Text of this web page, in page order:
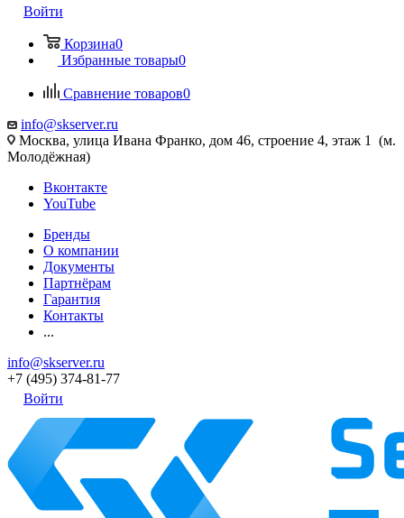
Войти
Корзина0
Избранные товары0
Сравнение товаров0
info@skserver.ru
Москва, улица Ивана Франко, дом 46, строение 4, этаж 1 (м.
Молодёжная)
Вконтакте
YouTube
Бренды
О компании
Документы
Партнёрам
Гарантия
Контакты
...
info@skserver.ru
+7 (495) 374-81-77
Войти